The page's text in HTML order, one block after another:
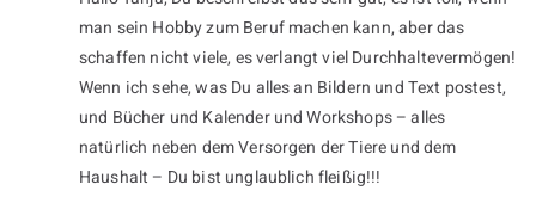
man sein Hobby zum Beruf machen kann, aber das
schaffen nicht viele, es verlangt viel Durchhaltevermögen!
Wenn ich sehe, was Du alles an Bildern und Text postest,
und Bücher und Kalender und Workshops – alles
natürlich neben dem Versorgen der Tiere und dem
Haushalt – Du bist unglaublich fleißig!!!